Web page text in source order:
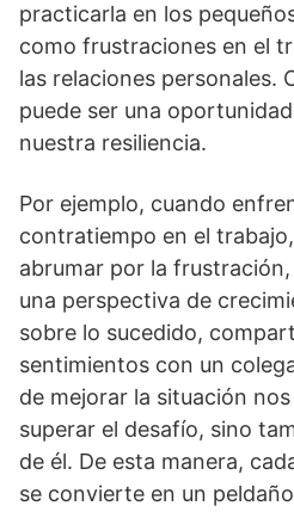
practicarla en los
como frustraciones en el
las relaciones personales.
puede ser una
nuestra resiliencia.
Por ejemplo, cuando
contratiempo en el
abrumar por la
una perspectiva de
sobre lo sucedido,
sentimientos con un
de mejorar la situación
superar el desafí­o, sino
de él. De esta manera,
se convierte en un